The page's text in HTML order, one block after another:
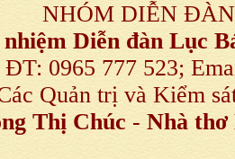
NHÓM DIỄN
Diễn đàn Lục
0965 777 523;
Quản trị và Kiểm
Thị Chúc - Nhà thơ